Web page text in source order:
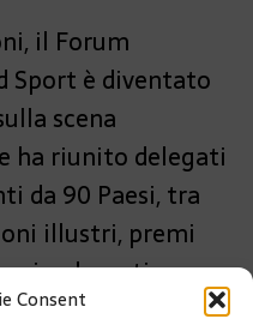
Consent
il Forum
Sport è diventato
scena
ha riunito delegati
da 90 Paesi, tra
illustri, premi
aziende, enti
Unite.